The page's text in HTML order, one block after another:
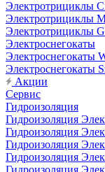
Электротрициклы
Электротрициклы
Электротрициклы
Электроснегокаты
Электроснегокаты
Электроснегокаты
Акции
Сервис
Гидроизоляция
Гидроизоляция
Гидроизоляция
Гидроизоляция
Гидроизоляция
Гидроизоляция